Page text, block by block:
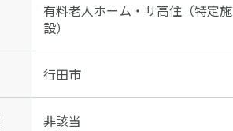
有料老人ホーム・サ高住（特定施
設）
行田市
非該当